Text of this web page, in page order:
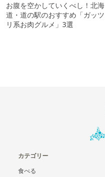
お腹を空かしていくべし！北海
道・道の駅のおすすめ「ガッツ
リ系お肉グルメ」3選
カテゴリー
食べる